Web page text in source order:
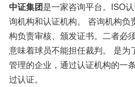
中证集团是一家咨询平台。ISO
询机构和认证机构。 咨询机构负
构负责审核、颁发证书。二者必
意味着球员不能担任裁判。 是为
管理的企业，通过认证机构的一
过认证。